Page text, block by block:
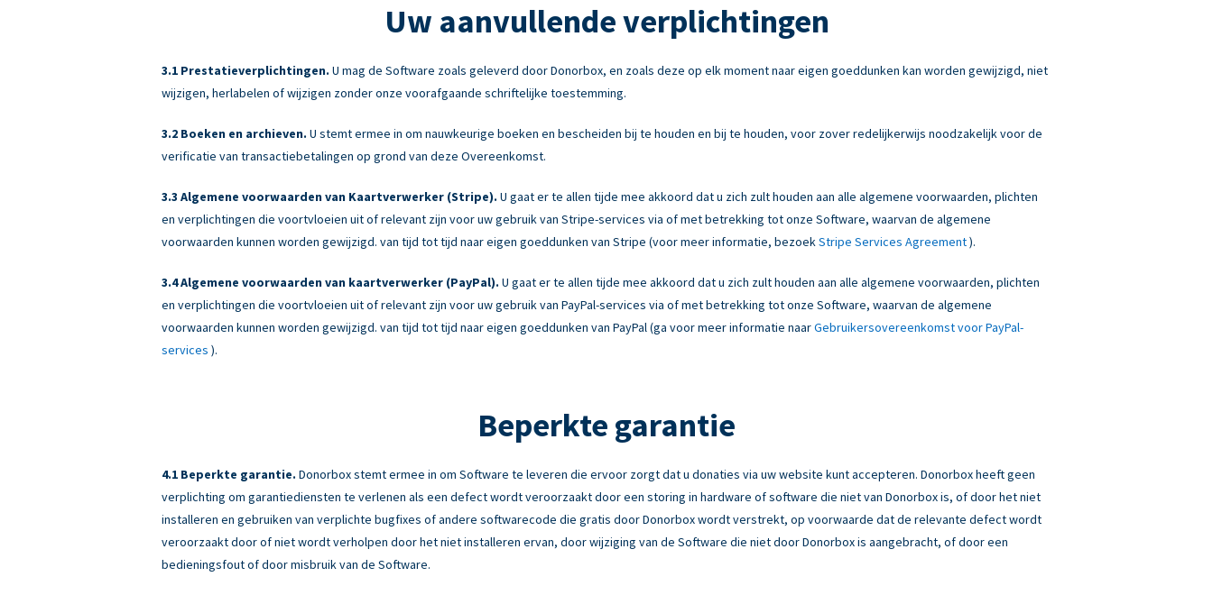
Uw aanvullende verplichtingen
Prestatieverplichtingen. U mag de Software zoals geleverd door Donorbox, en zoals deze op elk moment naar eigen goeddunken kan worden gewijzigd, niet
wijzigen, herlabelen of wijzigen zonder onze voorafgaande schriftelijke toestemming.
Boeken en archieven. U stemt ermee in om nauwkeurige boeken en bescheiden bij te houden en bij te houden, voor zover redelijkerwijs noodzakelijk voor de
verificatie van transactiebetalingen op grond van deze Overeenkomst.
Algemene voorwaarden van Kaartverwerker (Stripe). U gaat er te allen tijde mee akkoord dat u zich zult houden aan alle algemene voorwaarden, plichten
en verplichtingen die voortvloeien uit of relevant zijn voor uw gebruik van Stripe-services via of met betrekking tot onze Software, waarvan de algemene
voorwaarden kunnen worden gewijzigd. van tijd tot tijd naar eigen goeddunken van Stripe (voor meer informatie, bezoekStripe Services Agreement).
Algemene voorwaarden van kaartverwerker (PayPal). U gaat er te allen tijde mee akkoord dat u zich zult houden aan alle algemene voorwaarden, plichten
en verplichtingen die voortvloeien uit of relevant zijn voor uw gebruik van PayPal-services via of met betrekking tot onze Software, waarvan de algemene
voorwaarden kunnen worden gewijzigd. van tijd tot tijd naar eigen goeddunken van PayPal (ga voor meer informatie naarGebruikersovereenkomst voor PayPal-
services ).
Beperkte garantie
Beperkte garantie. Donorbox stemt ermee in om Software te leveren die ervoor zorgt dat u donaties via uw website kunt accepteren. Donorbox heeft geen
verplichting om garantiediensten te verlenen als een defect wordt veroorzaakt door een storing in hardware of software die niet van Donorbox is, of door het niet
installeren en gebruiken van verplichte bugfixes of andere softwarecode die gratis door Donorbox wordt verstrekt, op voorwaarde dat de relevante defect wordt
veroorzaakt door of niet wordt verholpen door het niet installeren ervan, door wijziging van de Software die niet door Donorbox is aangebracht, of door een
bedieningsfout of door misbruik van de Software.